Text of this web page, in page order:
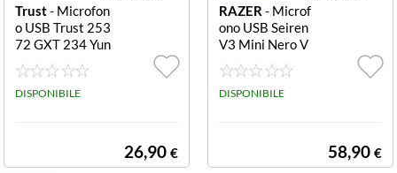
Trust- Microfon
o USB Trust 253
72 GXT 234 Yun
ix RGB Black 23
4 Yunix RGB
DISPONIBILE
26,90 €
RAZER - Microf
ono USB Seiren
V3 Mini Nero V
3 Mini
DISPONIBILE
58,90 €